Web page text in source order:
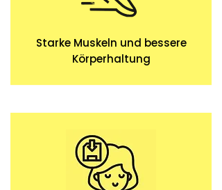
Starke Muskeln und bessere
Körperhaltung